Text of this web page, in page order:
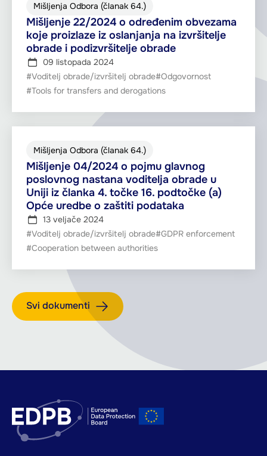
Mišljenje 22/2024 o određenim obvezama
koje proizlaze iz oslanjanja na izvršitelje
obrade i podizvršitelje obrade
Mišljenja Odbora (članak 64.)
09 listopada 2024
#Voditelj obrade/izvršitelj obrade#Odgovornost
#Tools for transfers and derogations
Mišljenje 04/2024 o pojmu glavnog
poslovnog nastana voditelja obrade u
Uniji iz članka 4. točke 16. podtočke (a)
Opće uredbe o zaštiti podataka
Mišljenja Odbora (članak 64.)
13 veljače 2024
#Voditelj obrade/izvršitelj obrade#GDPR enforcement
#Cooperation between authorities
Svi dokumenti